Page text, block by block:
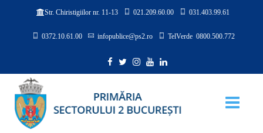
Str. Chiristigiilor nr. 11-13 021.209.60.00 031.403.99.61
0372.10.61.00 infopublice@ps2.ro TelVerde 0800.500.772